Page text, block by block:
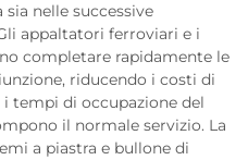
nelle successive
appaltatori ferroviari e i
completare rapidamente le
riducendo i costi di
tempi di occupazione del
il normale servizio. La
a piastra e bullone di